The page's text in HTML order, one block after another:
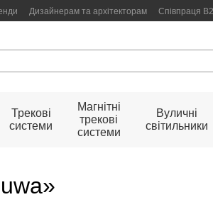
Дизайнерам та архітекторам Співпраця
Трекові
системи
Магнітні
трекові
системи
Вуличні
світильники